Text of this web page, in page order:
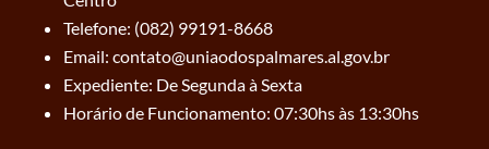
Telefone: (082) 99191-8668
Email: contato@uniaodospalmares.al.gov.br
Expediente: De Segunda à Sexta
Horário de Funcionamento: 07:30hs às 13:30hs